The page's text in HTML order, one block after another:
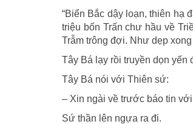
“Biển Bắc dậy loạn, thiên hạ
triệu bốn Trấn chư hầu về
Trẫm trông đợi. Như dẹp
Tây Bá lạy rồi truyền dọn
Tây Bá nói với Thiên sứ:
– Xin ngài về trước báo tin
Sứ thần lên ngựa ra đi.